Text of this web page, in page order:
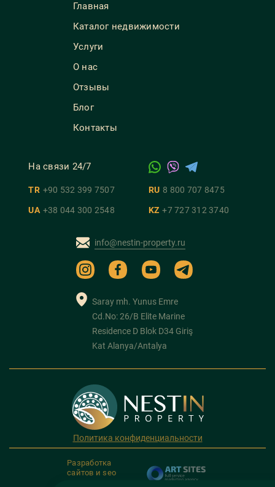
Главная
Каталог недвижимости
Услуги
О нас
Отзывы
Блог
Контакты
На связи 24/7
TR +90 532 399 7507 RU 8 800 707 8475
UA +38 044 300 2548 KZ +7 727 312 3740
info@nestin-property.ru
Saray mh. Yunus Emre
Cd.No: 26/B Elite Marine
Residence D Blok D34 Giriş
Kat Alanya/Antalya
Политика конфиденциальности
Разработка
сайтов и seo